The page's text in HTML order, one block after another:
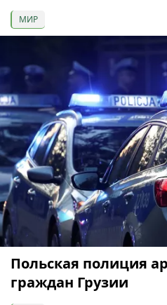
МИР
Польская полиция
граждан Грузии